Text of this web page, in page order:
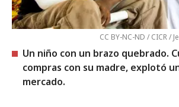
CC BY-NC-ND / CICR /
Un niño con un brazo quebrado.
compras con su madre, explotó
mercado.